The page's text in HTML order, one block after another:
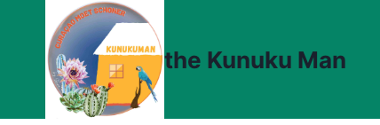
content
the Kunuku Man